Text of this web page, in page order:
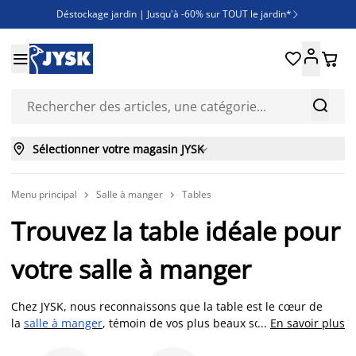
Déstockage jardin | Jusqu'à -60% sur TOUT le jardin* 
Jusqu'à -50% sur une sélection literie
Découvrez les nouveautés de la collection


 
 Sélectionner votre magasin JYSK
Menu principal  Salle à manger  Tables
Trouvez la table idéale pour
votre salle à manger
Chez JYSK, nous reconnaissons que la table est le cœur de
la salle à manger, témoin de vos plus beaux souvenirs. Elle
... En savoir plus